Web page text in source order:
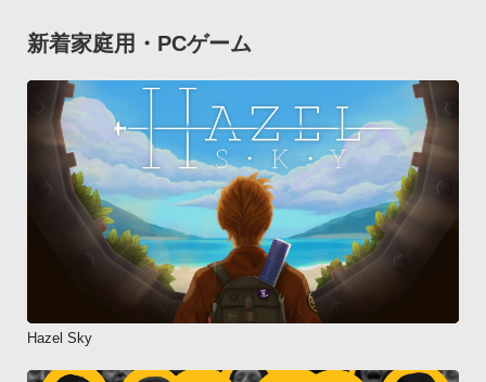
新着家庭用・PCゲーム
Hazel Sky